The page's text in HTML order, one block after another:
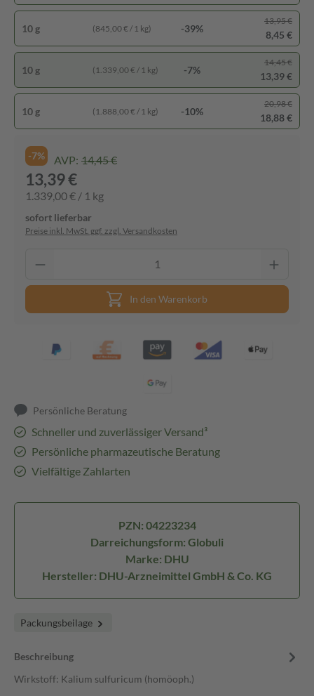
10 g (845,00 € / 1 kg) -39%
13,95 €
8,45 €
10 g (1.339,00 € / 1 kg) -7%
14,45 €
13,39 €
10 g (1.888,00 € / 1 kg) -10%
20,98 €
18,88 €
-7% AVP: 14,45 €
13,39 €
1.339,00 € / 1 kg
sofort lieferbar
Preise inkl. MwSt. ggf. zzgl. Versandkosten
In den Warenkorb
Persönliche Beratung
Schneller und zuverlässiger Versand³
Persönliche pharmazeutische Beratung
Vielfältige Zahlarten
PZN: 04223234
Darreichungsform: Globuli
Marke: DHU
Hersteller: DHU-Arzneimittel GmbH & Co. KG
Packungsbeilage
Beschreibung
Wirkstoff: Kalium sulfuricum (homöoph.)